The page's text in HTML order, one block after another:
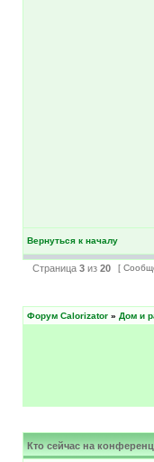
Вернуться к началу
Страница 3 из 20 [
Форум Calorizator » Дом и
Кто сейчас на